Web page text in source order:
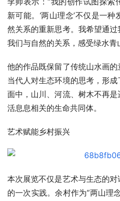
新可能。‘两山理念’不仅是一
然关系的重新思考。我希望通
我们与自然的关系，感受绿水青
他的作品既保留了传统山水画
当代人对生态环境的思考，形
面中，山川、河流、树木不再
活息息相关的生命共同体。
艺术赋能乡村振兴
本次展览不仅是艺术与生态的
的一次实践。余村作为“两山理